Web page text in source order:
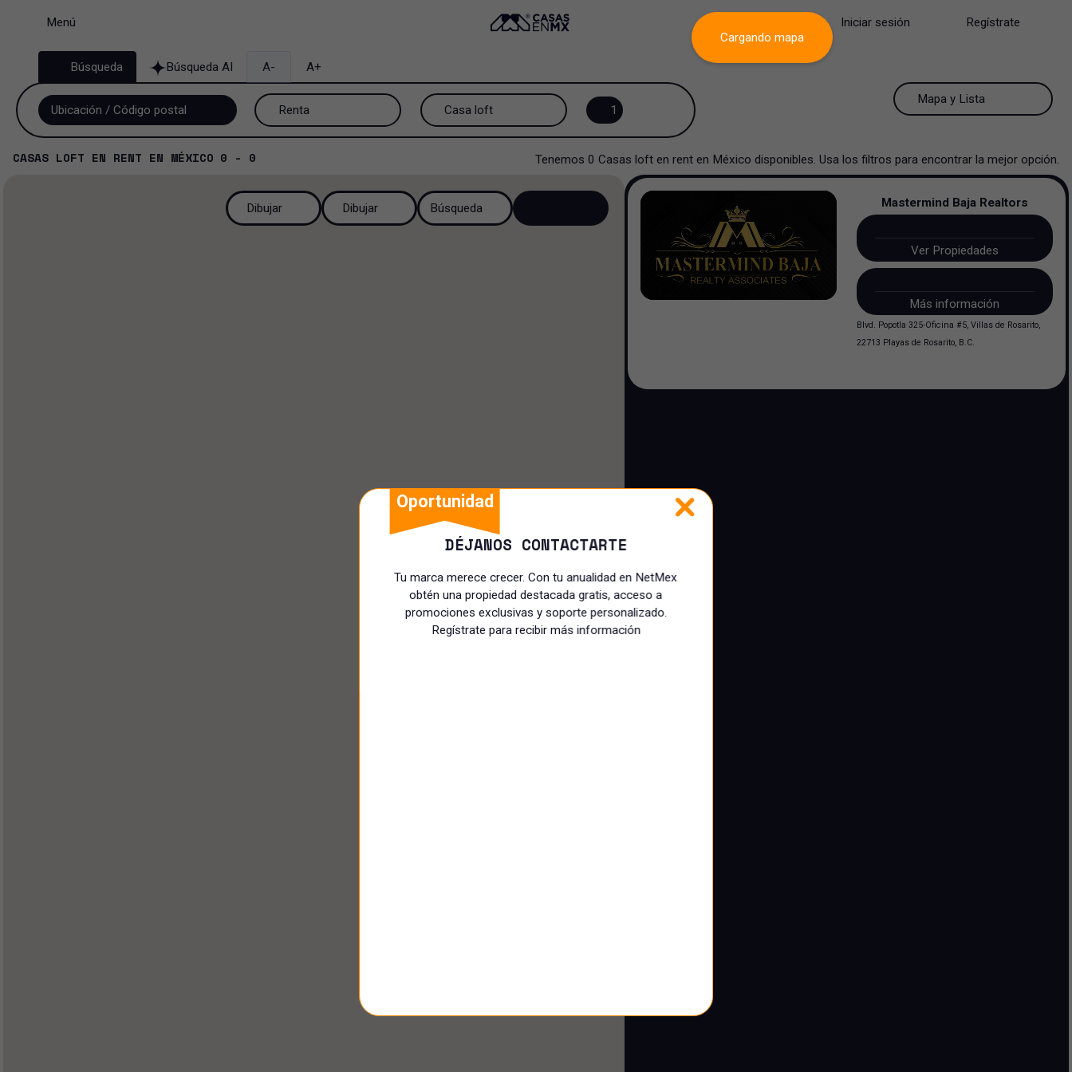
Menú Iniciar sesión Regístrate
Búsqueda Búsqueda AI A- A+
Renta
Casa
Casa loft
1
100 Resultados por página
200 Resultados por página Ver lista
Mapa y Lista
CASAS LOFT EN RENT EN MÉXICO 0 - 0 Tenemos 0 Casas loft en rent en México disponibles. Usa los filtros para encontrar la mejor opción.
Cargando mapa
Dibujar Dibujar Búsqueda Mastermind Baja Realtors
Ver Propiedades
Más información
Blvd. Popotla 325-Oficina #5, Villas de Rosarito,
22713 Playas de Rosarito, B.C.
Oportunidad
DÉJANOS CONTACTARTE
Tu marca merece crecer. Con tu anualidad en NetMex
obtén una propiedad destacada gratis, acceso a
promociones exclusivas y soporte personalizado.
Regístrate para recibir más información